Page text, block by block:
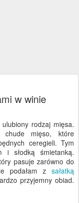
w winie
rodzaj mięsa.
mięso, które
ceregieli. Tym
i słodką śmietanką.
pasuje zarówno do
podałam z sałatką
przyjemny obiad.